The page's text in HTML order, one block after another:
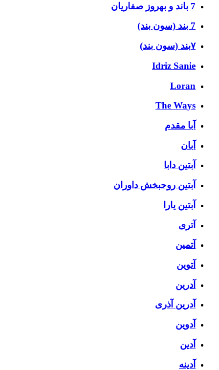
7 باند و بهروز صفاریان
7 بند (سون بند)
۷بند (سون بند)
Idriz Sanie
Loran
The Ways
آبا مقدم
آبان
آبتین دابا
آبتین روحبخش داوران
آبتین یارا
آتری
آتمین
آتوین
آدرین
آدرین آذری
آدوین
آدین
آدینه